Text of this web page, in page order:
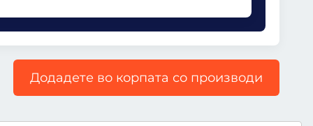
Додадете во корпата со производи